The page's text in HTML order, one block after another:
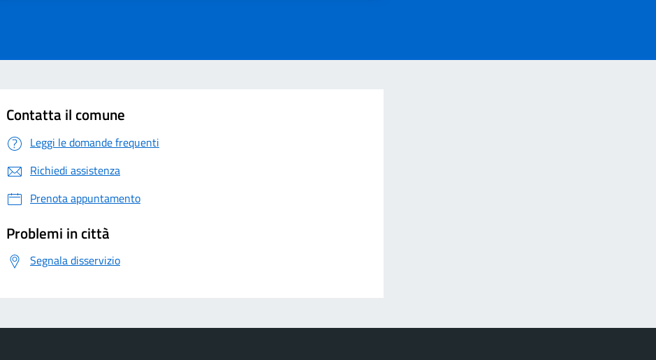
Contatta il comune
Leggi le domande frequenti
Richiedi assistenza
Prenota appuntamento
Problemi in città
Segnala disservizio